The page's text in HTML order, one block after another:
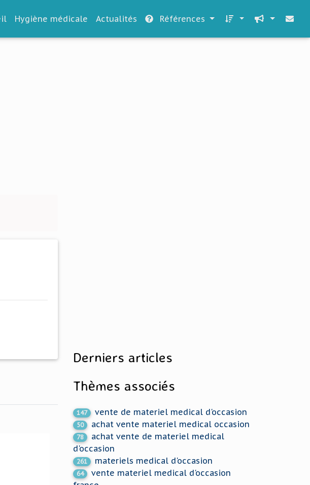
Hygiène médicale Actualités Références
Derniers articles
Thèmes associés
147 vente de materiel medical d'occasion
50 achat vente materiel medical occasion
78
achat vente de materiel medical
d'occasion
261 materiels medical d'occasion
64
vente materiel medical d'occasion